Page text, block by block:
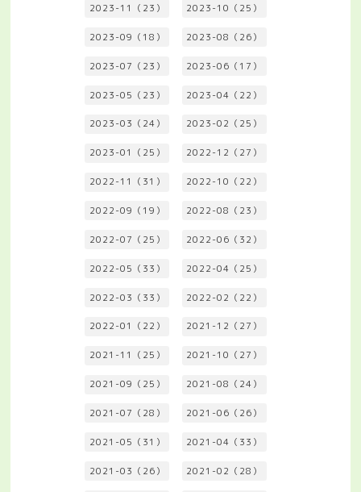
2023-11（23） 2023-10（25）
2023-09（18） 2023-08（26）
2023-07（23） 2023-06（17）
2023-05（23） 2023-04（22）
2023-03（24） 2023-02（25）
2023-01（25） 2022-12（27）
2022-11（31） 2022-10（22）
2022-09（19） 2022-08（23）
2022-07（25） 2022-06（32）
2022-05（33） 2022-04（25）
2022-03（33） 2022-02（22）
2022-01（22） 2021-12（27）
2021-11（25） 2021-10（27）
2021-09（25） 2021-08（24）
2021-07（28） 2021-06（26）
2021-05（31） 2021-04（33）
2021-03（26） 2021-02（28）